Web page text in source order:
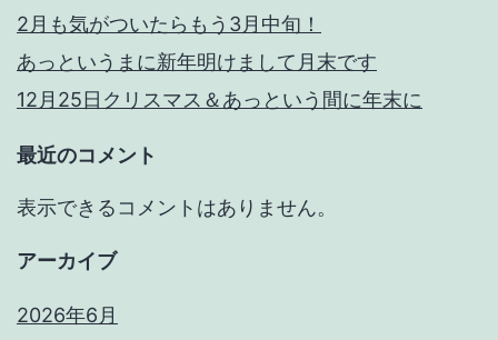
2月も気がついたらもう3月中旬！
あっというまに新年明けまして月末です
12月25日クリスマス＆あっという間に年末に
最近のコメント
表示できるコメントはありません。
アーカイブ
2026年6月